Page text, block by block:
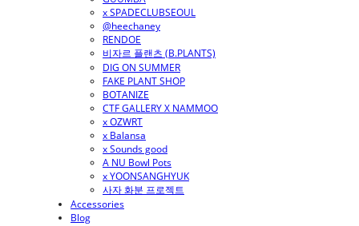
x SPADECLUBSEOUL
@heechaney
RENDOE
비자르 플랜츠 (B.PLANTS)
DIG ON SUMMER
FAKE PLANT SHOP
BOTANIZE
CTF GALLERY X NAMMOO
x OZWRT
x Balansa
x Sounds good
A NU Bowl Pots
x YOONSANGHYUK
사자 화분 프로젝트
Accessories
Blog